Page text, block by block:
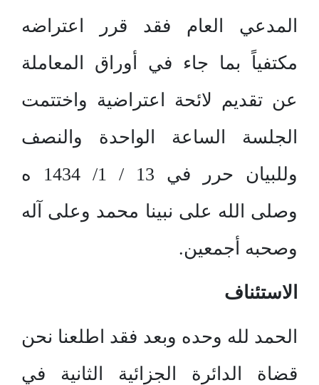
المدعي العام فقد قرر اعتراضه
مكتفياً بما جاء في أوراق المعاملة
عن تقديم لائحة اعتراضية واختتمت
الجلسة الساعة الواحدة والنصف
وللبيان حرر في 13 / 1/ 1434 ه
وصلى الله على نبينا محمد وعلى آله
وصحبه أجمعين.
الاستئناف
الحمد لله وحده وبعد فقد اطلعنا نحن
قضاة الدائرة الجزائية الثانية في